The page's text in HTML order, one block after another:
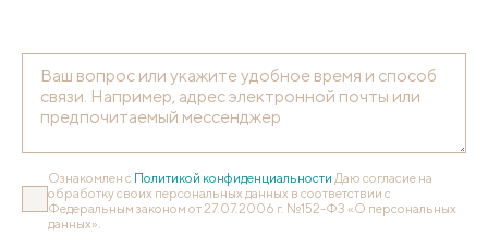
Ознакомлен с Политикой конфиденциальности Даю согласие на
обработку своих персональных данных в соответствии с
Федеральным законом от 27.07.2006 г. №152-ФЗ «О персональных
данных».